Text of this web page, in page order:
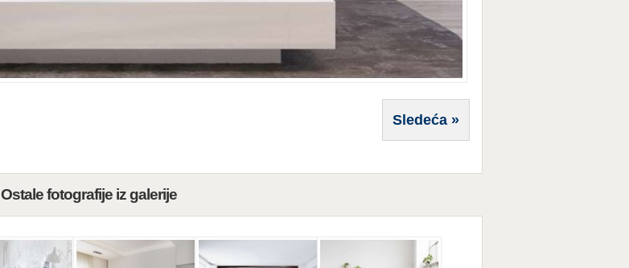
Sledeća »
Ostale fotografije iz galerije